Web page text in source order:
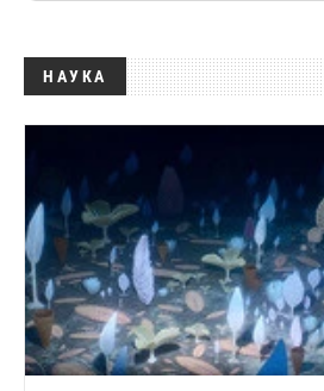
НАУКА